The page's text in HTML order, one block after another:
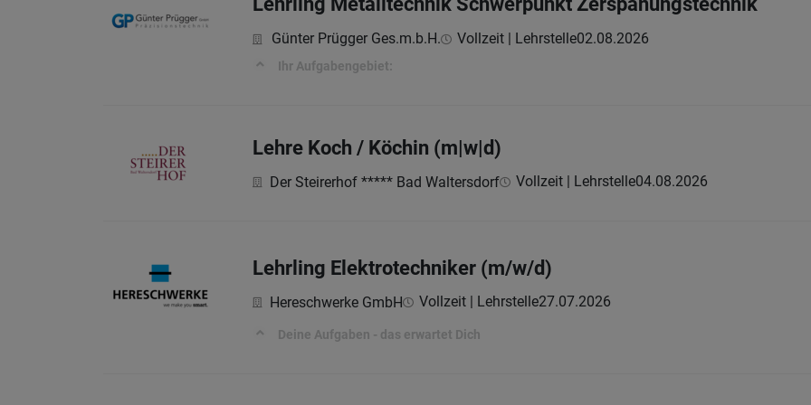
Günter Prügger Ges.m.b.H. Vollzeit | Lehrstelle02.08.2026
Ihr Aufgabengebiet:
Lehre Koch / Köchin (m|w|d)
Der Steirerhof ***** Bad Waltersdorf Vollzeit | Lehrstelle04.08.2026
Lehrling Elektrotechniker (m/w/d)
Hereschwerke GmbH Vollzeit | Lehrstelle27.07.2026
Deine Aufgaben - das erwartet Dich